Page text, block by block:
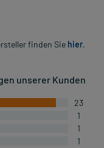
finden Sie hier.
unserer Kunden
23
1
1
1